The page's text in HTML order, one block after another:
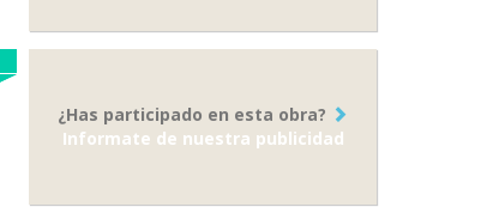
¿Has participado en esta obra?
Informate de nuestra publicidad